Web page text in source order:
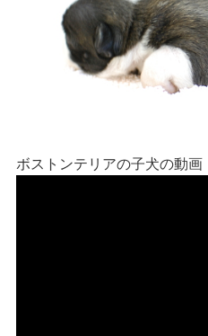
ボストンテリアの子犬の動画